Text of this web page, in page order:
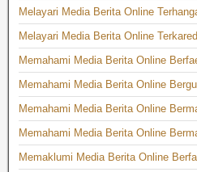
Melayari Media Berita Online
Melayari Media Berita Online
Memahami Media Berita Online
Memahami Media Berita Online
Memahami Media Berita Online
Memahami Media Berita Online
Memaklumi Media Berita Online